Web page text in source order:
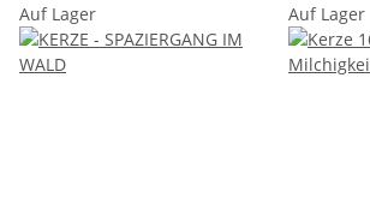
Auf Lager Auf Lager